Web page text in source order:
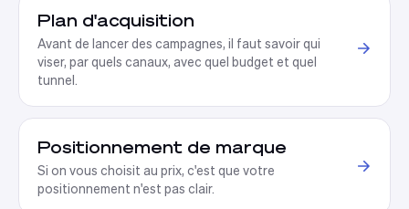
Plan d'acquisition
Avant de lancer des campagnes, il faut savoir qui
viser, par quels canaux, avec quel budget et quel
tunnel
Positionnement de marque
Si on vous choisit au prix, c'est que votre
positionnement n'est pas clair.